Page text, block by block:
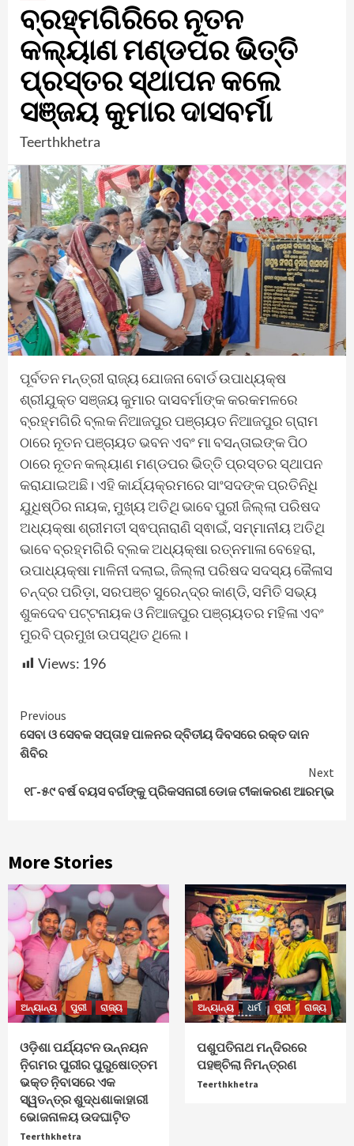
ବ୍ରହ୍ମଗିରିରେ ନୂତନ
କଲ୍ୟାଣ ମଣ୍ଡପର ଭିତ୍ତି
ପ୍ରସ୍ତର ସ୍ଥାପନ କଲେ
ସଞ୍ଜୟ କୁମାର ଦାସବର୍ମା
Teerthkhetra
ପୂର୍ବତନ ମନ୍ତ୍ରୀ ରାଜ୍ୟ ଯୋଜନା ବୋର୍ଡ ଉପାଧ୍ୟକ୍ଷ
ଶ୍ରୀଯୁକ୍ତ ସଞ୍ଜୟ କୁମାର ଦାସବର୍ମାଙ୍କ କରକମଳରେ
ବ୍ରହ୍ମଗିରି ବ୍ଲକ ନିଆଜପୁର ପଞ୍ଚାୟତ ନିଆଜପୁର ଗ୍ରାମ
ଠାରେ ନୂତନ ପଞ୍ଚାୟତ ଭବନ ଏବଂ ମା ବସନ୍ତାଇଙ୍କ ପିଠ
ଠାରେ ନୂତନ କଲ୍ୟାଣ ମଣ୍ଡପର ଭିତ୍ତି ପ୍ରସ୍ତର ସ୍ଥାପନ
କରାଯାଇଅଛି। ଏହି କାର୍ଯ୍ୟକ୍ରମରେ ସାଂସଦଙ୍କ ପ୍ରତିନିଧି
ଯୁଧିଷ୍ଠିର ନାୟକ, ମୁଖ୍ୟ ଅତିଥି ଭାବେ ପୁରୀ ଜିଲ୍ଲା ପରିଷଦ
ଅଧ୍ୟକ୍ଷା ଶ୍ରୀମତୀ ସ୍ଵପ୍ନାରାଣି ସ୍ଵାଇଁ, ସମ୍ମାନୀୟ ଅତିଥି
ଭାବେ ବ୍ରହ୍ମଗିରି ବ୍ଲକ ଅଧ୍ୟକ୍ଷା ରତ୍ନମାଳା ବେହେରା,
ଉପାଧ୍ୟକ୍ଷା ମାଳିନୀ ଦଲାଇ, ଜିଲ୍ଲା ପରିଷଦ ସଦସ୍ୟ କୈଳାସ
ଚନ୍ଦ୍ର ପରିଡ଼ା, ସରପଞ୍ଚ ସୁରେନ୍ଦ୍ର କାଣ୍ଡି, ସମିତି ସଭ୍ୟ
ଶୁକଦେବ ପଟ୍ଟନାୟକ ଓ ନିଆଜପୁର ପଞ୍ଚାୟତର ମହିଳା ଏବଂ
ମୁରବି ପ୍ରମୁଖ ଉପସ୍ଥିତ ଥିଲେ।
Views: 196
Continue
Reading
Previous
ସେବା ଓ ସେବକ ସପ୍ତାହ ପାଳନର ଦ୍ବିତୀୟ ଦିବସରେ ରକ୍ତ ଦାନ
ଶିବିର
Next
୧୮-୫୯ ବର୍ଷ ବୟସ ବର୍ଗଙ୍କୁ ପ୍ରିକସନାରୀ ଡୋଜ ଟୀକାକରଣ ଆରମ୍ଭ
More Stories
ଅନ୍ୟାନ୍ୟ ପୁରୀ ରାଜ୍ୟ
ଓଡ଼ିଶା ପର୍ଯ୍ୟଟନ ଉନ୍ନୟନ
ନ଼ିଗମର ପୁରୀର ପୁରୁଷୋତ୍ତମ
ଭକ୍ତ ନ଼ିବାସରେ ଏକ
ସ୍ୱତନ୍ତ୍ର ଶୁଦ୍ଧଶାକାହାରୀ
ଭୋଜନାଳୟ ଉଦଘାଟ଼ିତ
Teerthkhetra
ଅନ୍ୟାନ୍ୟ ଧର୍ମ ପୁରୀ ରାଜ୍ୟ
ପଶୁପତିନାଥ ମନ୍ଦିରରେ
ପହଞ୍ଚିଲା ନିମନ୍ତ୍ରଣ
Teerthkhetra